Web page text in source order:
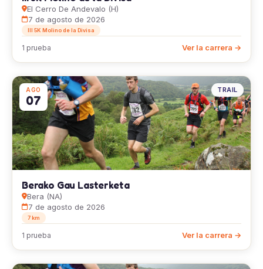
El Cerro De Andevalo (H)
7 de agosto de 2026
III 5K Molino de la Divisa
1 prueba Ver la carrera →
AGO
07
TRAIL
Berako Gau Lasterketa
Bera (NA)
7 de agosto de 2026
7 km
1 prueba Ver la carrera →